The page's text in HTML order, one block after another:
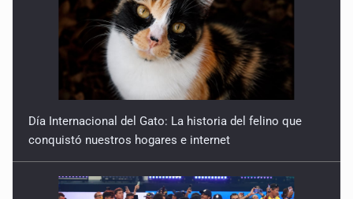
Día Internacional del Gato: La historia del felino que
conquistó nuestros hogares e internet